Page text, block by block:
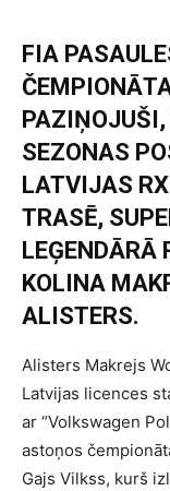
FIA
SEZONAS
LATVIJAS
TRASĒ,
KOLINA
ALISTERS.
Alisters Makrejs
Latvijas licences
ar “Volkswagen
astoņos
Gajs Vilkss, kurš